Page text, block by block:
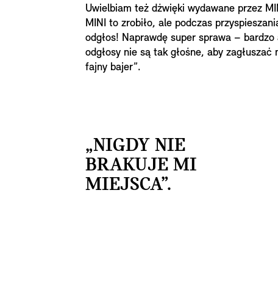
Uwielbiam też dźwięki wydawane przez
MINI to zrobiło, ale podczas
odgłos! Naprawdę super sprawa –
odgłosy nie są tak głośne, aby
fajny bajer”.
„NIGDY NIE
BRAKUJE MI
MIEJSCA”.